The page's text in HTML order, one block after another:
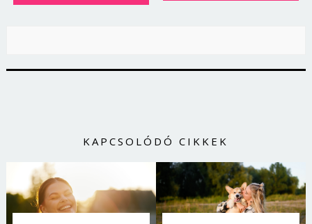
KAPCSOLÓDÓ CIKKEK